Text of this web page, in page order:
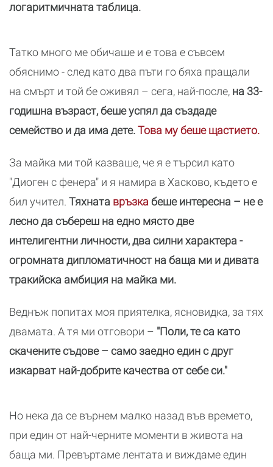
логаритмичната таблица.
Татко много ме обичаше и е това е съвсем
обяснимо - след като два пъти го бяха пращали
на смърт и той бе оживял – сега, най-после, на 33-
годишна възраст, беше успял да създаде
семейство и да има дете.Това му беше щастието.
За майка ми той казваше, че я е търсил като
"Диоген с фенера" и я намира в Хасково, където е
бил учител. Тяхната връзка беше интересна – не е
лесно да събереш на едно място две
интелигентни личности, два силни характера -
огромната дипломатичност на баща ми и дивата
тракийска амбиция на майка ми.
Веднъж попитах моя приятелка, ясновидка, за тях
двамата. А тя ми отговори – "Поли, те са като
скачените съдове – само заедно един с друг
изкарват най-добрите качества от себе си."
Но нека да се върнем малко назад във времето,
при един от най-черните моменти в живота на
баща ми. Превъртаме лентата и виждаме един